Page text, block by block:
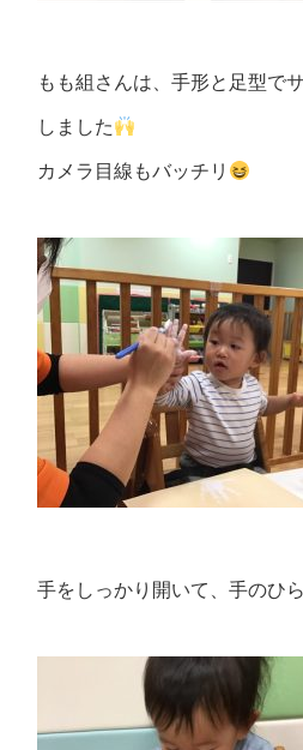
もも組さんは、手形と足型で
しました
カメラ目線もバッチリ
手をしっかり開いて、手のひ